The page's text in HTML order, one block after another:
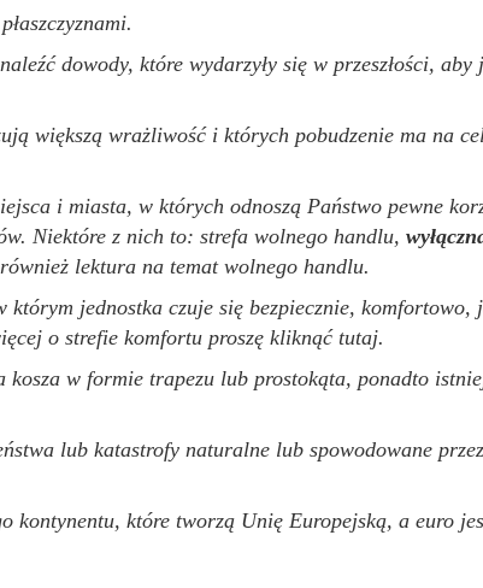
e
dowody, które wydarzyły się w przeszłości, aby
większą wrażliwość i których pobudzenie ma na
i miasta, w których odnoszą Państwo pewne
Niektóre z nich to: strefa wolnego handlu,
lektura na temat wolnego handlu.
którym jednostka czuje się bezpiecznie,
o strefie komfortu proszę kliknąć tutaj.
w formie trapezu lub prostokąta, ponadto
lub katastrofy naturalne lub spowodowane
kontynentu, które tworzą Unię Europejską, a euro